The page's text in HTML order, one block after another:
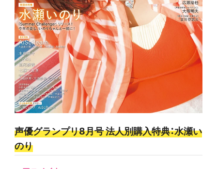
声優グランプリ8月号 法人別購入特典：水瀬い
のり